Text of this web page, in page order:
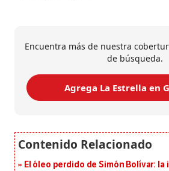
Encuentra más de nuestra
de búsqueda.
Agrega La Estrella en
El óleo perdido de Simón Bolívar: